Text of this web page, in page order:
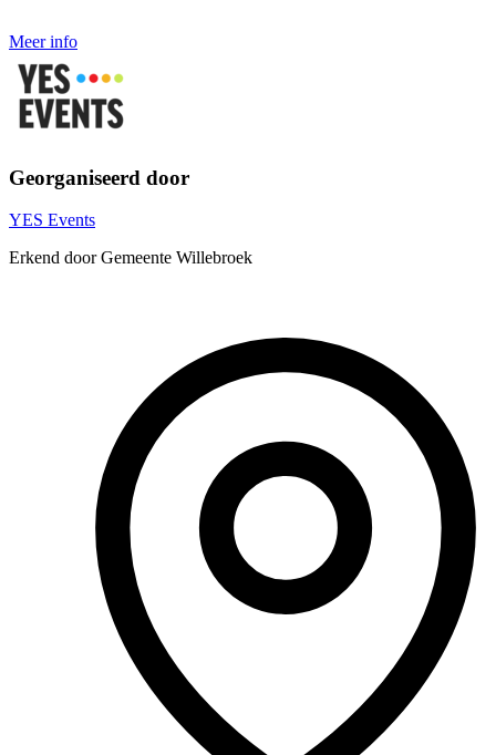
Meer info
Georganiseerd door
YES Events
Erkend door Gemeente Willebroek